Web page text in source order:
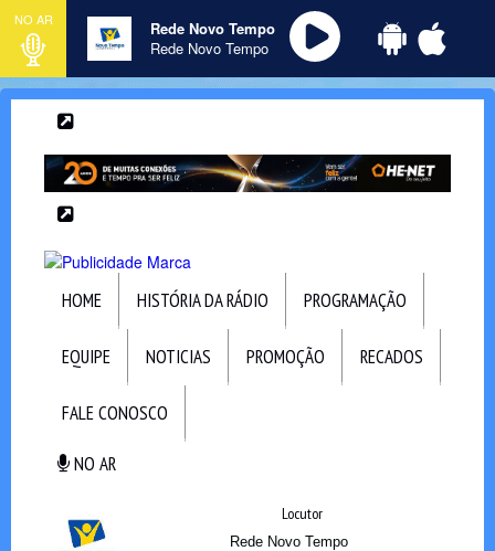
NO AR
Rede Novo Tempo
Rede Novo Tempo
HOME HISTÓRIA DA RÁDIO PROGRAMAÇÃO
EQUIPE NOTICIAS PROMOÇÃO RECADOS
FALE CONOSCO
NO AR
Locutor
Rede Novo Tempo